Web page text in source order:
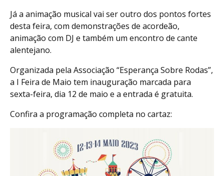
Já a animação musical vai ser outro dos pontos fortes
desta feira, com demonstrações de acordeão,
animação com DJ e também um encontro de cante
alentejano.
Organizada pela Associação “Esperança Sobre Rodas”,
a I Feira de Maio tem inauguração marcada para
sexta-feira, dia 12 de maio e a entrada é gratuita.
Confira a programação completa no cartaz: